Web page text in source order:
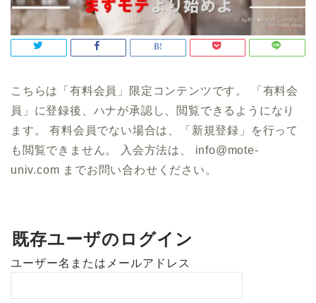
こちらは「有料会員」限定コンテンツです。 「有料会
員」に登録後、ハナが承認し、閲覧できるようになり
ます。 有料会員でない場合は、「新規登録」を行って
も閲覧できません。 入会方法は、 info@mote-
univ.com までお問い合わせください。
既存ユーザのログイン
ユーザー名またはメールアドレス